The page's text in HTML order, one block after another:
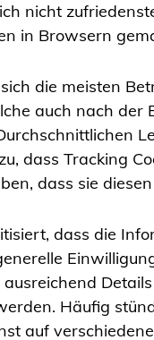
nicht
in Browsern
die meisten
auch nach der
dass Tracking
dass sie
dass die
Häufig
auf